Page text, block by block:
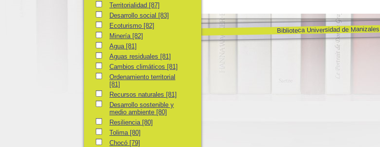
Biblioteca Universidad de Manizales
Territorialidad
Territorialidad [87]
Desarrollo social
Desarrollo social [83]
Ecoturismo
Ecoturismo [82]
MineríaMinería [82]
AguaAgua [81]
Aguas residuales
Aguas residuales [81]
Cambios climáticos
Cambios climáticos [81]
Ordenamiento territorial
Ordenamiento territorial
[81]
Recursos naturales
Recursos naturales [81]
Desarrollo sostenible y medio ambiente
Desarrollo sostenible y
medio ambiente [80]
ResilienciaResiliencia [80]
TolimaTolima [80]
ChocóChocó [79]